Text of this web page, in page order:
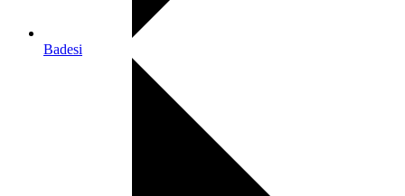
Badesi